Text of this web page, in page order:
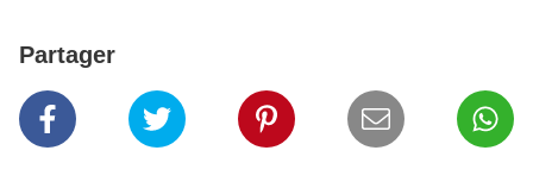
Partager